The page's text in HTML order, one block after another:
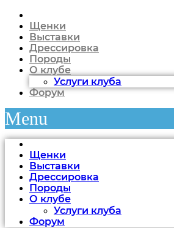
Щенки
Выставки
Дрессировка
Породы
О клубе
Услуги клуба
Форум
Menu
Щенки
Выставки
Дрессировка
Породы
О клубе
Услуги клуба
Форум